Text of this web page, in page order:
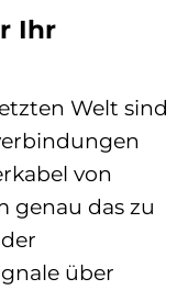
Ihr
Welt sind
von
genau das zu
über